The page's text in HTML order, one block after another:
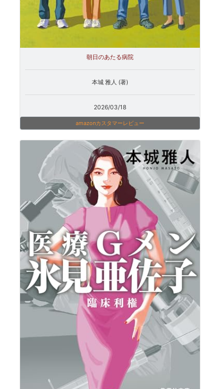
朝日のあたる病院
本城 雅人 (著)
2026/03/18
amazonカスタマーレビュー